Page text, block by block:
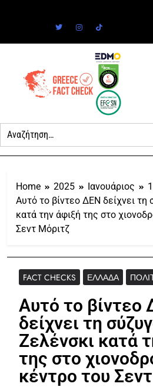
Home 2025 Ιανουάριος
Αυτό το βίντεο ΔΕΝ δείχνει τη
κατά την άφιξή της στο
Σεντ Μόριτζ
FACT CHECKS ΕΛΛΆΔΑ
Αυτό το βίντεο
δείχνει τη
Ζελένσκι κατά
της στο
κέντρο του